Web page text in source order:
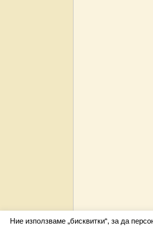
Всички права
Ние използваме „бисквитки“, за да